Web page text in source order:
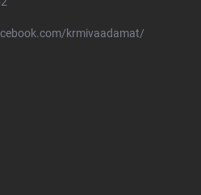
krmivaadamat/